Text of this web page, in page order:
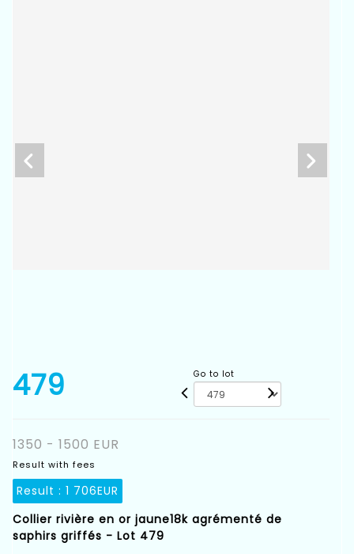
479 Go to lot
1350 - 1500 EUR
Result with fees
Result : 1 706EUR
Collier rivière en or jaune18k agrémenté de
saphirs griffés - Lot 479